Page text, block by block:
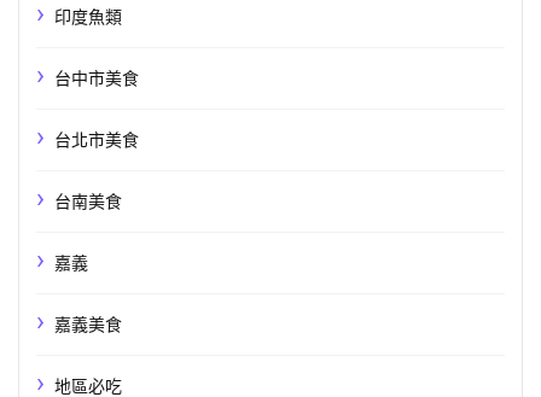
印度魚類
台中市美食
台北市美食
台南美食
嘉義
嘉義美食
地區必吃